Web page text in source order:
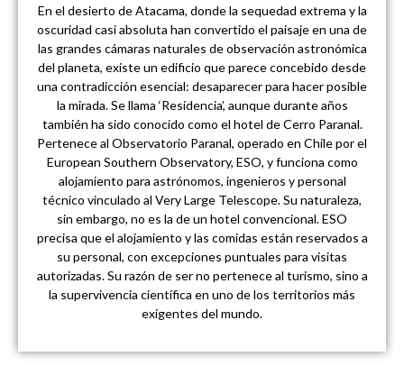
En el desierto de Atacama, donde la sequedad extrema y la
oscuridad casi absoluta han convertido el paisaje en una de
las grandes cámaras naturales de observación astronómica
del planeta, existe un edificio que parece concebido desde
una contradicción esencial: desaparecer para hacer posible
la mirada. Se llama ‘Residencia’, aunque durante años
también ha sido conocido como el hotel de Cerro Paranal.
Pertenece al Observatorio Paranal, operado en Chile por el
European Southern Observatory, ESO, y funciona como
alojamiento para astrónomos, ingenieros y personal
técnico vinculado al Very Large Telescope. Su naturaleza,
sin embargo, no es la de un hotel convencional. ESO
precisa que el alojamiento y las comidas están reservados a
su personal, con excepciones puntuales para visitas
autorizadas. Su razón de ser no pertenece al turismo, sino a
la supervivencia científica en uno de los territorios más
exigentes del mundo.